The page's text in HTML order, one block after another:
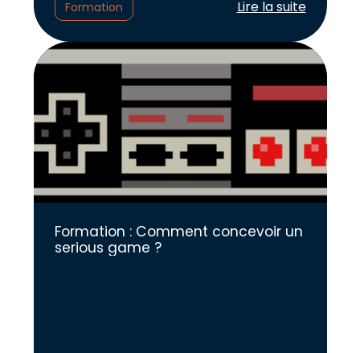
Formation Lire l'article :
Lire la suite
Formation : Comment concevoir un
serious game ?